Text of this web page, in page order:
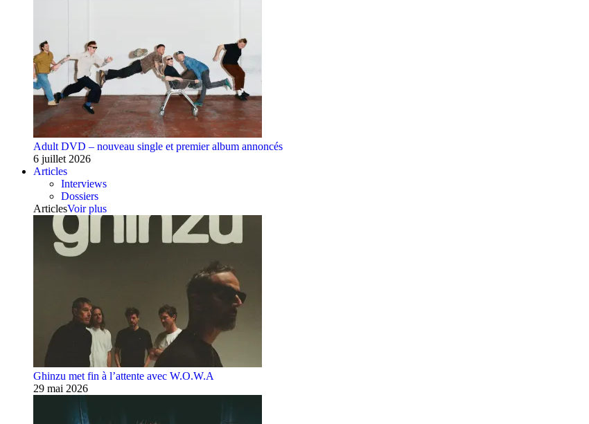
Adult DVD – nouveau single et premier album annoncés
6 juillet 2026
Articles
Interviews
Dossiers
ArticlesVoir plus
Ghinzu met fin à l’attente avec W.O.W.A
29 mai 2026